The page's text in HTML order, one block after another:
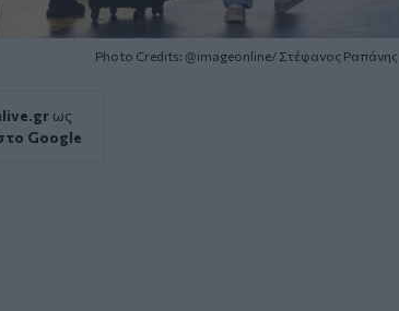
Photo Credits: @imageonline/ Στέφανος Ραπάνης
ως
Google